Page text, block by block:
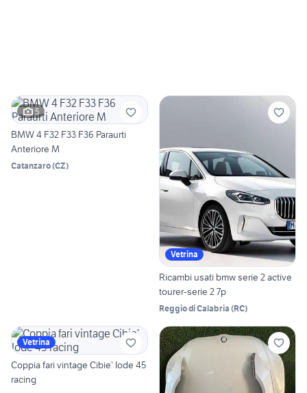
5
BMW 4 F32 F33 F36 Paraurti
Anteriore M
Catanzaro(CZ)
Vetrina
Ricambi usati bmw serie 2 active
tourer-serie 2 7p
Reggio di Calabria (RC)
Vetrina
Coppia fari vintage Cibie’ Iode 45
racing